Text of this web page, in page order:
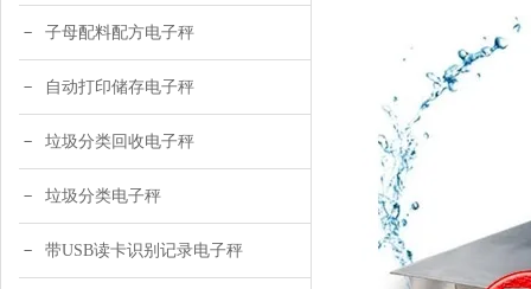
子母配料配方电子秤
自动打印储存电子秤
垃圾分类回收电子秤
垃圾分类电子秤
带USB读卡识别记录电子秤